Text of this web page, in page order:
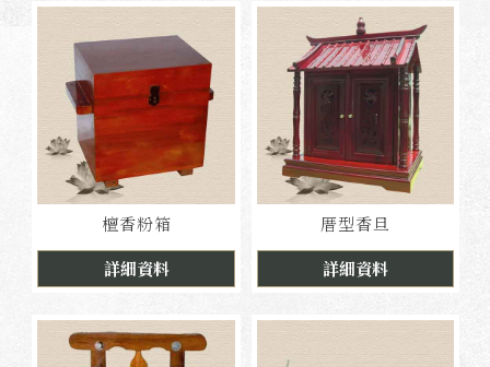
檀香粉箱
詳細資料
厝型香旦
詳細資料